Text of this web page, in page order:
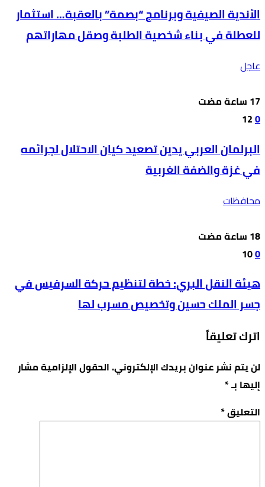
الأندية الصيفية وبرنامج “بصمة” بالعقبة… استثمار
للعطلة في بناء شخصية الطلبة وصقل مهاراتهم
عاجل
0
12
البرلمان العربي يدين تصعيد كيان الاحتلال لجرائمه
في غزة والضفة الغربية
محافظات
0
10
هيئة النقل البري: خطة لتنظيم حركة السرفيس في
جسر الملك حسين وتخصيص مسرب لها
اترك تعليقاً
لن يتم نشر عنوان بريدك الإلكتروني.الحقول الإلزامية مشار
إليها بـ*
التعليق*